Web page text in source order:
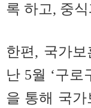
록 하고, 중
한편, 국가
난 5월 ‘구
을 통해 국